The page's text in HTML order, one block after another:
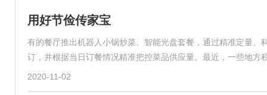
用好节俭传家宝
有的餐厅推出机器人小锅炒菜、智能光盘套餐，通过精准定量
订，并根据当日订餐情况精准把控菜品供应量。最近，一些地方
2020-11-02